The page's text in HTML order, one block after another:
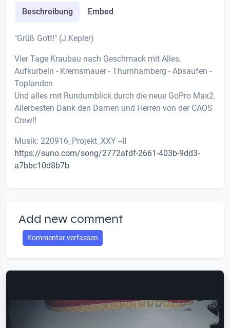
Beschreibung Embed
"Grüß Gott!" (J.Kepler)
Vier Tage Kraubau nach Geschmack mit Alles.
Aufkurbeln - Kremsmauer - Thurnhamberg - Absaufen -
Toplanden
Und alles mit Rundumblick durch die neue GoPro Max2.
Allerbesten Dank den Damen und Herren von der CAOS
Crew!!
Musik: 220916_Projekt_XXY --II
https://suno.com/song/2772afdf-2661-403b-9dd3-
a7bbc10d8b7b
Add new comment
Kommentar verfassen